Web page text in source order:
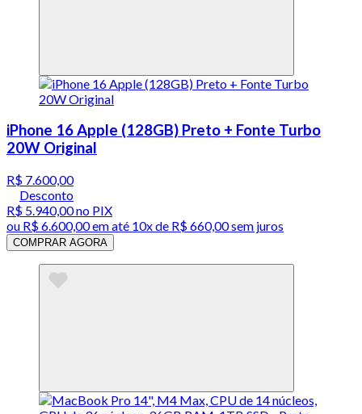
iPhone 16 Apple (128GB) Preto + Fonte Turbo
20W Original
R$ 7.600,00
Desconto
R$ 5.940,00no PIX
ou R$ 6.600,00em até 10x de R$ 660,00 sem juros
COMPRAR AGORA